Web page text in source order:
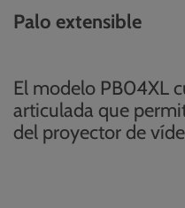
Palo extensible
El modelo PB04XL
articulada que
del proyector de